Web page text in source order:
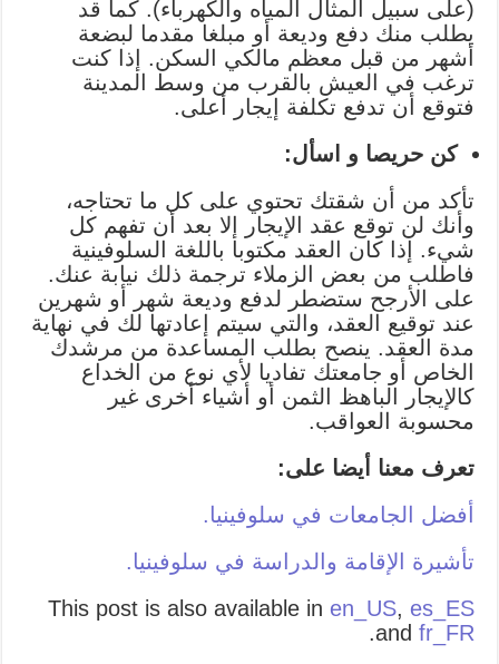
(على سبيل المثال المياه والكهرباء). كما قد
يطلب منك دفع وديعة أو مبلغا مقدما لبضعة
أشهر من قبل معظم مالكي السكن. إذا كنت
ترغب في العيش بالقرب من وسط المدينة
فتوقع أن تدفع تكلفة إيجار أعلى.
كن حريصا و اسأل:
تأكد من أن شقتك تحتوي على كل ما تحتاجه،
وأنك لن توقع عقد الإيجار إلا بعد أن تفهم كل
شيء. إذا كان العقد مكتوبا باللغة السلوفينية
فاطلب من بعض الزملاء ترجمة ذلك نيابة عنك.
على الأرجح ستضطر لدفع وديعة شهر أو شهرين
عند توقيع العقد، والتي سيتم إعادتها لك في نهاية
مدة العقد. ينصح بطلب المساعدة من مرشدك
الخاص أو جامعتك تفاديا لأي نوع من الخداع
كالإيجار الباهظ الثمن أو أشياء أخرى غير
محسوبة العواقب.
تعرف معنا أيضا على:
أفضل الجامعات في سلوفينيا.
تأشيرة الإقامة والدراسة في سلوفينيا.
This post is also available in en_US, es_ES
and fr_FR
.